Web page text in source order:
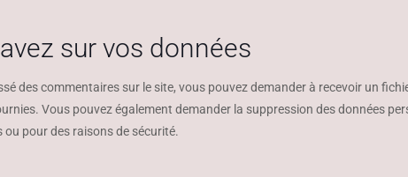
sur vos données
des commentaires sur le site, vous pouvez demander à recevoir un
Vous pouvez également demander la suppression des données
pour des raisons de sécurité.